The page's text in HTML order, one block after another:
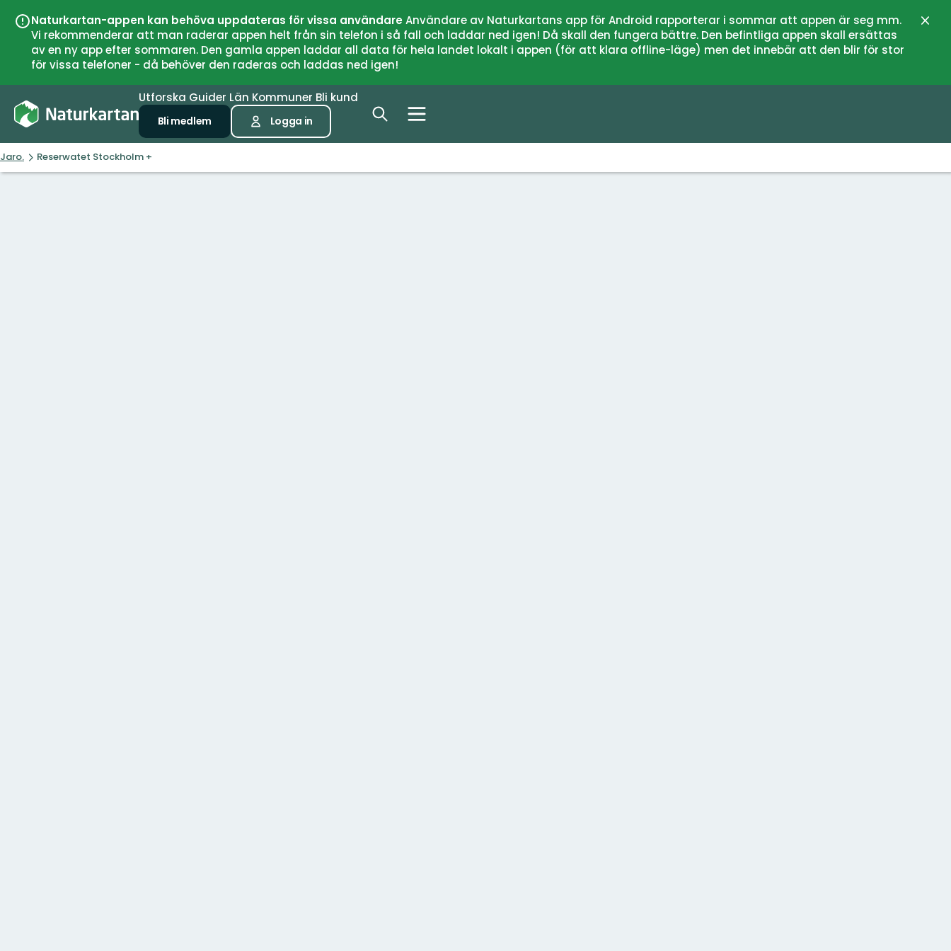
Naturkartan-appen kan behöva uppdateras för vissa användareAnvändare av Naturkartans app för Android rapporterar i sommar att appen är seg mm.
Vi rekommenderar att man raderar appen helt från sin telefon i så fall och laddar ned igen! Då skall den fungera bättre. Den befintliga appen skall ersättas
av en ny app efter sommaren. Den gamla appen laddar all data för hela landet lokalt i appen (för att klara offline-läge) men det innebär att den blir för stor
för vissa telefoner - då behöver den raderas och laddas ned igen!
Utforska Guider Län Kommuner Bli kund
Bli medlem Logga in
Jaro. Reserwatet Stockholm +